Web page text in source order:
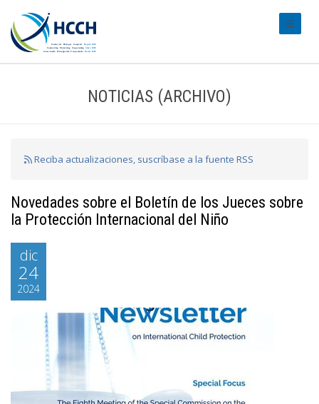
NOTICIAS (ARCHIVO)
Reciba actualizaciones, suscríbase a la fuente RSS
Novedades sobre el Boletín de los Jueces sobre
la Protección Internacional del Niño
dic
24
2024